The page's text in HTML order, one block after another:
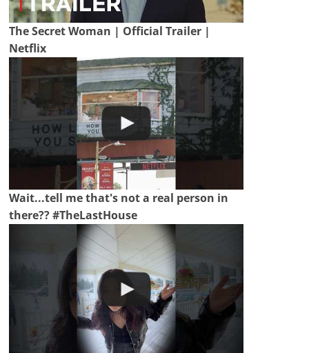
The Secret Woman | Official Trailer |
Netflix
Wait...tell me that's not a real person in
there?? #TheLastHouse